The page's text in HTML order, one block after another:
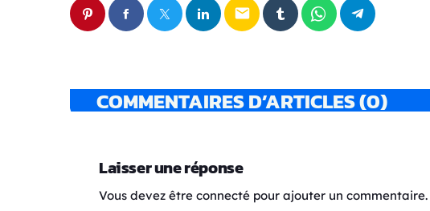
email
COMMENTAIRES D’ARTICLES (0)
Laisser une réponse
Vous devez être connecté pour ajouter un commentaire.